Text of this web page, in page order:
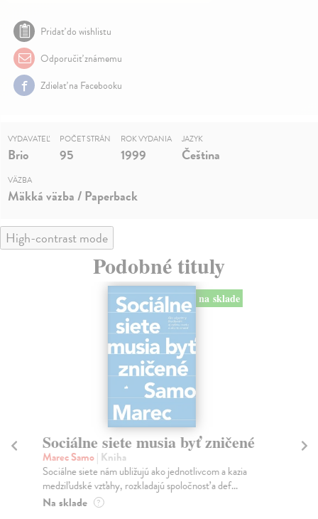
Pridať do wishlistu
Odporučiť známemu
Zdielať na Facebooku
VYDAVATEĽ
Brio
POČET STRÁN
95
ROK VYDANIA
1999
JAZYK
Čeština
VÄZBA
Mäkká väzba / Paperback
High-contrast mode
Podobné tituly
na sklade
Sociálne siete musia byť zničené
Marec Samo| Kniha
Sociálne siete nám ubližujú ako jednotlivcom a kazia
medziľudské vzťahy, rozkladajú spoločnosť a def...
Na sklade ?